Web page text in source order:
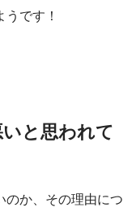
です！
と思われて
のか、その理由につ